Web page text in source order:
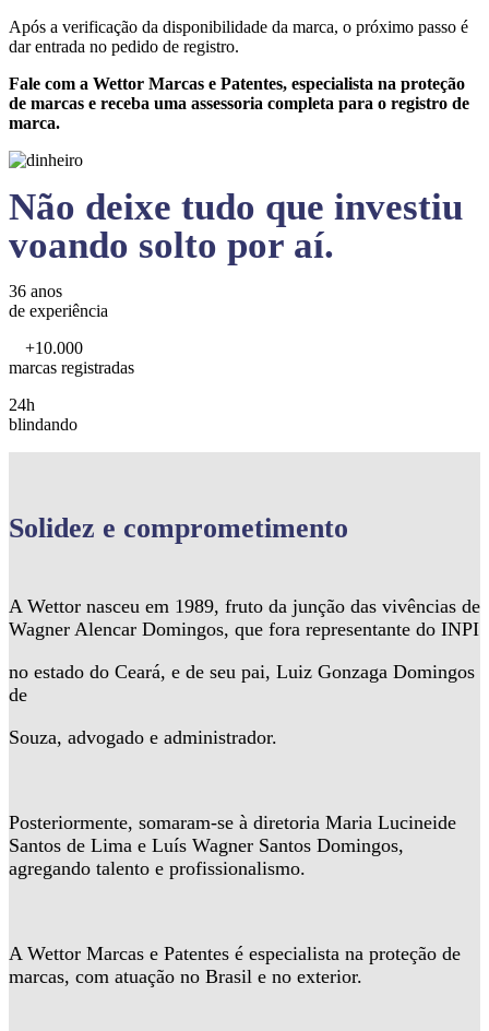
Após a verificação da disponibilidade da marca, o próximo passo é
dar entrada no pedido de registro.
Fale com a Wettor Marcas e Patentes, especialista na proteção
de marcas e receba uma assessoria completa para o registro de
marca.
Não deixe tudo que investiu
voando solto por aí.
36 anos
de experiência
+10.000
marcas registradas
24h
blindando
Solidez e comprometimento
A Wettor nasceu em 1989, fruto da junção das vivências de
Wagner Alencar Domingos, que fora representante do INPI
no estado do Ceará, e de seu pai, Luiz Gonzaga Domingos
de
Souza, advogado e administrador.
Posteriormente, somaram-se à diretoria Maria Lucineide
Santos de Lima e Luís Wagner Santos Domingos,
agregando talento e profissionalismo.
A Wettor Marcas e Patentes é especialista na proteção de
marcas, com atuação no Brasil e no exterior.